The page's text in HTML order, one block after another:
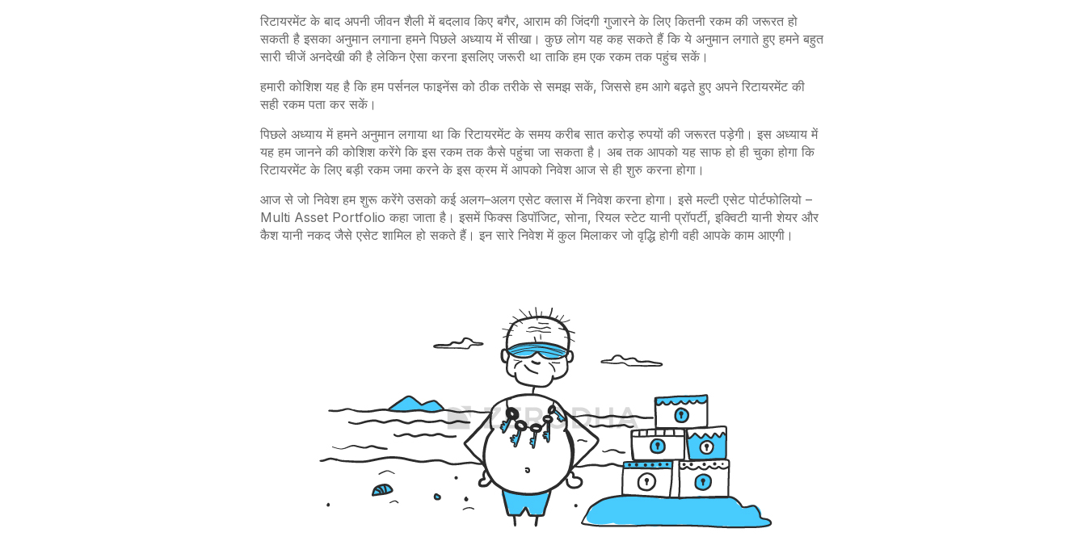
रिटायरमेंट के बाद अपनी जीवन शैली में बदलाव किए बगैर, आराम की जिंदगी गुजारने के लिए कितनी रकम की जरूरत हो
सकती है इसका अनुमान लगाना हमने पिछले अध्याय में सीखा। कुछ लोग यह कह सकते हैं कि ये अनुमान लगाते हुए हमने बहुत
सारी चीजें अनदेखी की है लेकिन ऐसा करना इसलिए जरूरी था ताकि हम एक रकम तक पहुंच सकें।
हमारी कोशिश यह है कि हम पर्सनल फाइनेंस को ठीक तरीके से समझ सकें, जिससे हम आगे बढ़ते हुए अपने रिटायरमेंट की
सही रकम पता कर सकें।
पिछले अध्याय में हमने अनुमान लगाया था कि रिटायरमेंट के समय करीब सात करोड़ रुपयों की जरूरत पड़ेगी। इस अध्याय में
यह हम जानने की कोशिश करेंगे कि इस रकम तक कैसे पहुंचा जा सकता है। अब तक आपको यह साफ हो ही चुका होगा कि
रिटायरमेंट के लिए बड़ी रकम जमा करने के इस क्रम में आपको निवेश आज से ही शुरु करना होगा।
आज से जो निवेश हम शुरू करेंगे उसको कई अलग–अलग एसेट क्लास में निवेश करना होगा। इसे मल्टी एसेट पोर्टफोलियो –
Multi Asset Portfolio कहा जाता है। इसमें फिक्स डिपॉजिट, सोना, रियल स्टेट यानी प्रॉपर्टी, इक्विटी यानी शेयर और
कैश यानी नकद जैसे एसेट शामिल हो सकते हैं। इन सारे निवेश में कुल मिलाकर जो वृद्धि होगी वही आपके काम आएगी।